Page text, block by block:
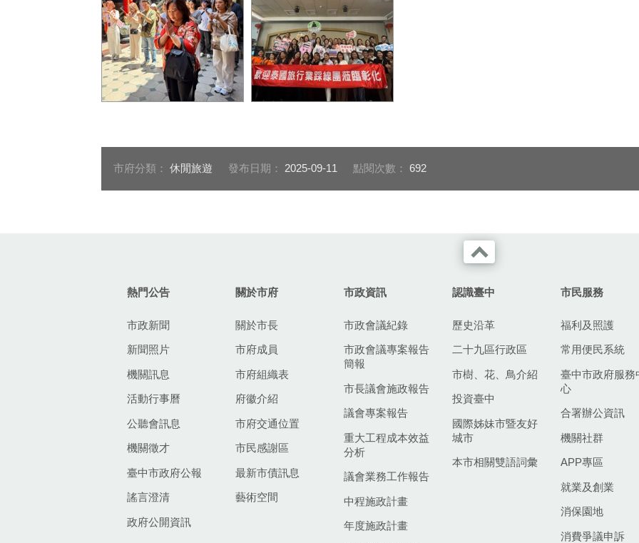
市府分類： 休閒旅遊 發布日期： 2025-09-11 點閱次數： 692
熱門公告
市政新聞
新聞照片
機關訊息
活動行事曆
公聽會訊息
機關徵才
臺中市政府公報
謠言澄清
政府公開資訊
關於市府
關於市長
市府成員
市府組織表
府徽介紹
市府交通位置
市民感謝區
最新市債訊息
藝術空間
市政資訊
市政會議紀錄
市政會議專案報告
簡報
市長議會施政報告
議會專案報告
重大工程成本效益
分析
議會業務工作報告
中程施政計畫
年度施政計畫
認識臺中
歷史沿革
二十九區行政區
市樹、花、鳥介紹
投資臺中
國際姊妹市暨友好
城市
本市相關雙語詞彙
市民服務
福利及照護
常用便民系統
臺中市政府服務
心
合署辦公資訊
機關社群
APP專區
就業及創業
消保園地
消費爭議申訴